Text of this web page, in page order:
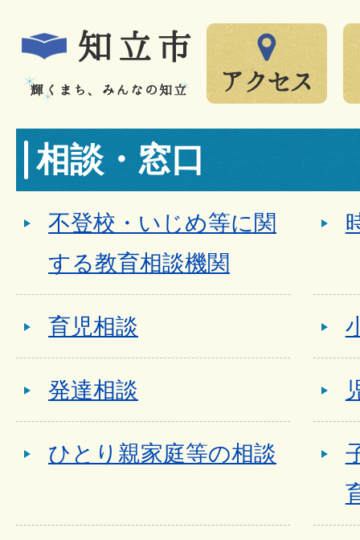
相談・窓口
不登校・いじめ等に関
する教育相談機関
育児相談
発達相談
ひとり親家庭等の相談